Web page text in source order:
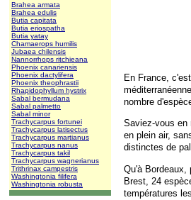
Brahea armata
Brahea edulis
Butia capitata
Butia eriospatha
Butia yatay
Chamaerops humilis
Jubaea chilensis
Nannorrhops ritchieana
Phoenix canariensis
Phoenix dactylifera
Phoenix theophrastii
Rhapidophyllum hystrix
Sabal bermudana
Sabal palmetto
Sabal minor
Trachycarpus fortunei
Trachycarpus latisectus
Trachycarpus martianus
Trachycarpus nanus
Trachycarpus takil
Trachycarpus wagnerianus
Trithrinax campestris
Washingtonia filifera
Washingtonia robusta
En France,
nombre
Saviez-vous en
en plein air,
distinctes de
Qu'à Bordeaux,
Brest, 24
températures